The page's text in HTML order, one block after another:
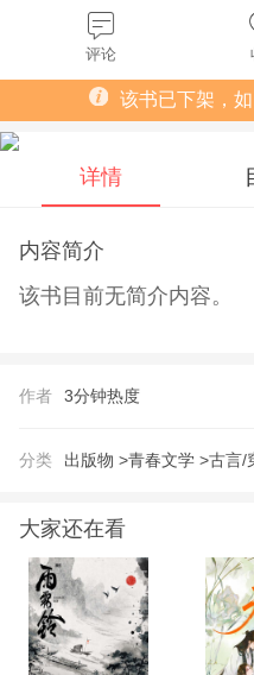
评论
该书已下架，
详情
内容简介
该书目前无简介内容。
作者 3分钟热度
分类 出版物 >青春文学 >古言/
大家还在看